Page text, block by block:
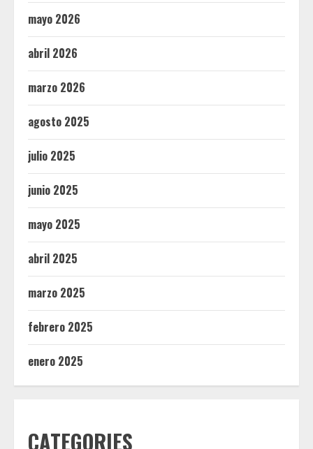
mayo 2026
abril 2026
marzo 2026
agosto 2025
julio 2025
junio 2025
mayo 2025
abril 2025
marzo 2025
febrero 2025
enero 2025
CATEGORIES